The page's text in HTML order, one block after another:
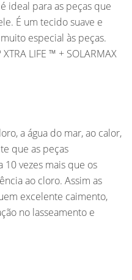
ideal para as peças que
É um tecido suave e
especial às peças.
LIFE ™ + SOLARMAX
a água do mar, ao calor,
que as peças
10 vezes mais que os
ao cloro. Assim as
excelente caimento,
no lasseamento e